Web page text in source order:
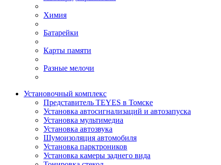
Химия
Батарейки
Карты памяти
Разные мелочи
Установочный комплекс
Представитель TEYES в Томске
Установка автосигнализаций и автозапуска
Установка мультимедиа
Установка автозвука
Шумоизоляция автомобиля
Установка парктроников
Установка камеры заднего вида